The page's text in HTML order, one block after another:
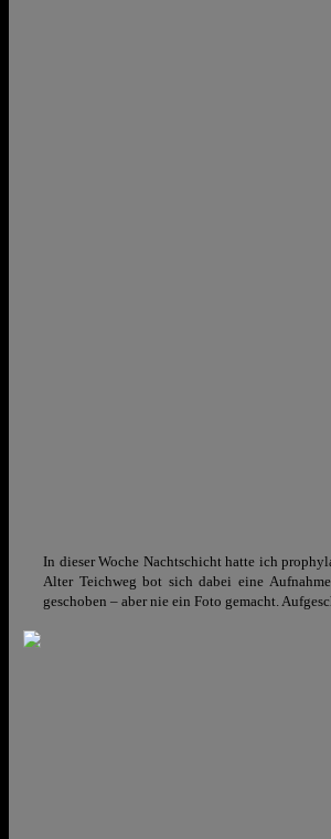
In dieser Woche Nachtschicht hatte ich
Alter Teichweg bot sich dabei eine
geschoben – aber nie ein Foto gemacht.